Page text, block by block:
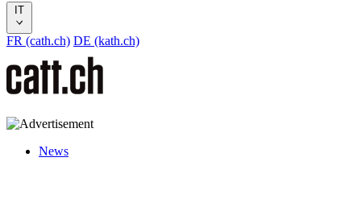
IT
FR (cath.ch) DE (kath.ch)
News